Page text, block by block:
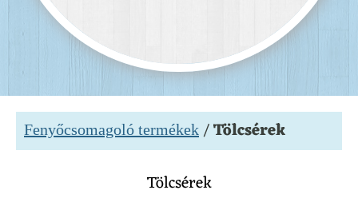
Fenyőcsomagoló termékek /Tölcsérek
Tölcsérek